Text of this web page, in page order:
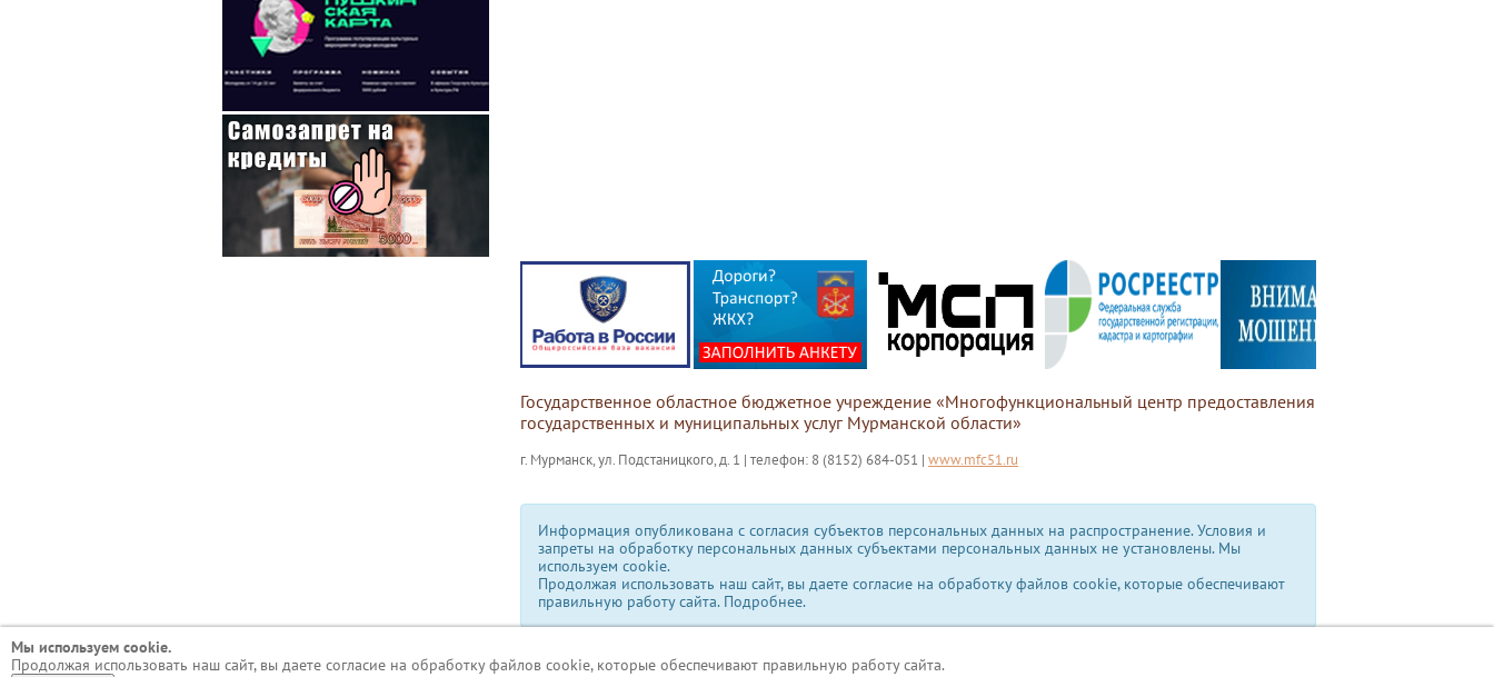
Государственное областное бюджетное учреждение «Многофункциональный центр предоставления
государственных и муниципальных услуг Мурманской области»
г. Мурманск, ул. Подстаницкого, д. 1 | телефон: 8 (8152) 684-051 | www.mfc51.ru
Информация опубликована с согласия субъектов персональных данных на распространение. Условия и
запреты на обработку персональных данных субъектами персональных данных не установлены. Мы
используем сookie.
Продолжая использовать наш сайт, вы даете согласие на обработку файлов cookie, которые обеспечивают
правильную работу сайта. Подробнее.
Мы используем сookie.
Продолжая использовать наш сайт, вы даете согласие на обработку файлов cookie, которые обеспечивают правильную работу сайта.